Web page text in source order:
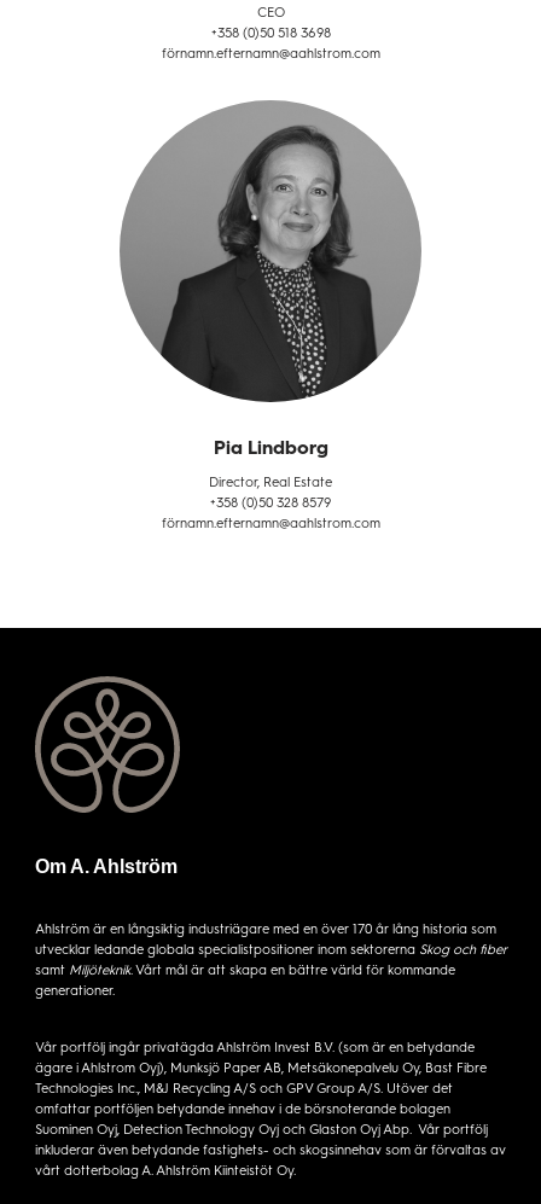
CEO
+358 (0)50 518 3698
förnamn.efternamn@aahlstrom.com
Pia Lindborg
Director, Real Estate
+358 (0)50 328 8579
förnamn.efternamn@aahlstrom.com
Om A. Ahlström
Ahlström är en långsiktig industriägare med en över 170 år lång historia som
utvecklar ledande globala specialistpositioner inom sektorerna Skog och fiber
samt Miljöteknik. Vårt mål är att skapa en bättre värld för kommande
generationer.
Vår portfölj ingår privatägda Ahlström Invest B.V. (som är en betydande
ägare i Ahlstrom Oyj), Munksjö Paper AB, Metsäkonepalvelu Oy, Bast Fibre
Technologies Inc., M&J Recycling A/S och GPV Group A/S. Utöver det
omfattar portföljen betydande innehav i de börsnoterande bolagen
Suominen Oyj, Detection Technology Oyj och Glaston Oyj Abp. Vår portfölj
inkluderar även betydande fastighets- och skogsinnehav som är förvaltas av
vårt dotterbolag A. Ahlström Kiinteistöt Oy.